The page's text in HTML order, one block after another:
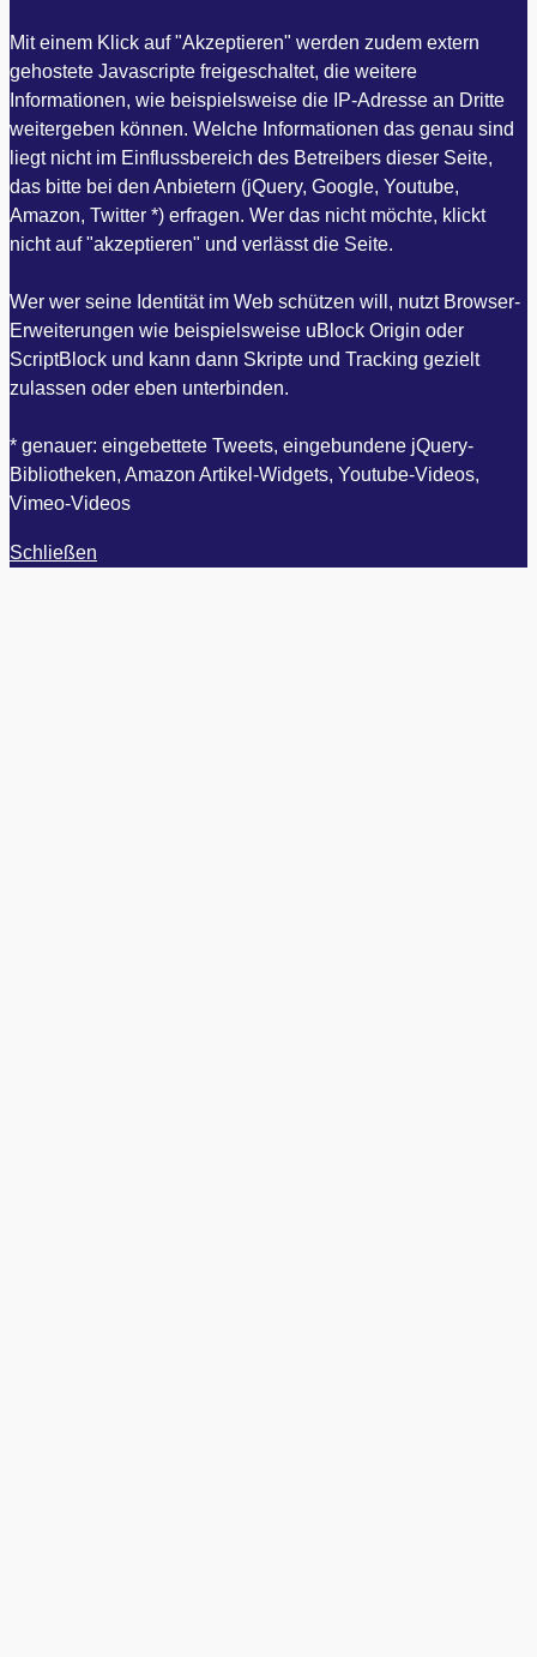
Mit einem Klick auf "Akzeptieren" werden zudem extern
gehostete Javascripte freigeschaltet, die weitere
Informationen, wie beispielsweise die IP-Adresse an Dritte
weitergeben können. Welche Informationen das genau sind
liegt nicht im Einflussbereich des Betreibers dieser Seite,
das bitte bei den Anbietern (jQuery, Google, Youtube,
Amazon, Twitter *) erfragen. Wer das nicht möchte, klickt
nicht auf "akzeptieren" und verlässt die Seite.
Wer wer seine Identität im Web schützen will, nutzt Browser-
Erweiterungen wie beispielsweise uBlock Origin oder
ScriptBlock und kann dann Skripte und Tracking gezielt
zulassen oder eben unterbinden.
* genauer: eingebettete Tweets, eingebundene jQuery-
Bibliotheken, Amazon Artikel-Widgets, Youtube-Videos,
Vimeo-Videos
Schließen